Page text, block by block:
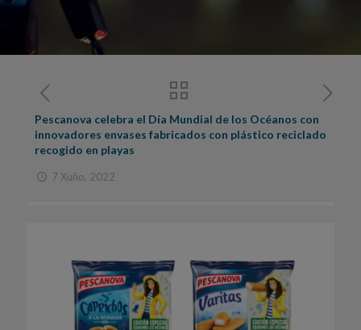
Pescanova celebra el Día Mundial de los Océanos con
innovadores envases fabricados con plástico reciclado
recogido en playas
7 Xuño, 2022